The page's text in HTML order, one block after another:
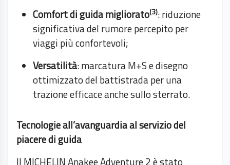
Comfort di guida migliorato(3): riduzione
significativa del rumore percepito per
viaggi più confortevoli;
Versatilità: marcatura M+S e disegno
ottimizzato del battistrada per una
trazione efficace anche sullo sterrato.
Tecnologie all’avanguardia al servizio del
piacere di guida
Il MICHELIN Anakee Adventure 2 è stato